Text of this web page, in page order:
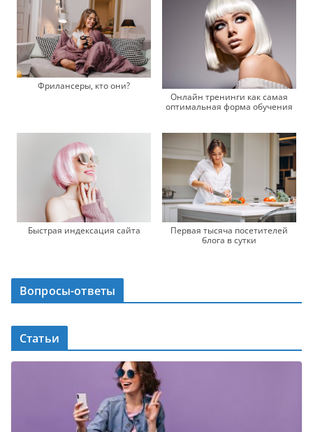
Фрилансеры, кто они?
Онлайн тренинги как самая
оптимальная форма обучения
Быстрая индексация сайта
Первая тысяча посетителей
блога в сутки
Вопросы-ответы
Статьи